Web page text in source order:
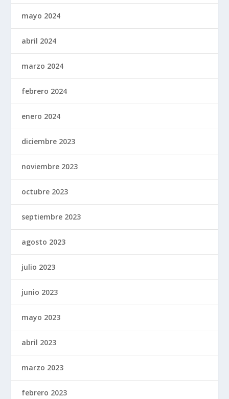
mayo 2024
abril 2024
marzo 2024
febrero 2024
enero 2024
diciembre 2023
noviembre 2023
octubre 2023
septiembre 2023
agosto 2023
julio 2023
junio 2023
mayo 2023
abril 2023
marzo 2023
febrero 2023